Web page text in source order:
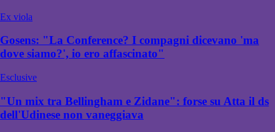
Ex viola
Gosens: "La Conference? I compagni dicevano 'ma
dove siamo?', io ero affascinato"
Esclusive
"Un mix tra Bellingham e Zidane": forse su Atta il ds
dell'Udinese non vaneggiava